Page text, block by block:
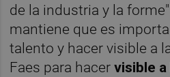
de la industria y la
mantiene que es
talento y hacer visible a
Faes para hacervisible a